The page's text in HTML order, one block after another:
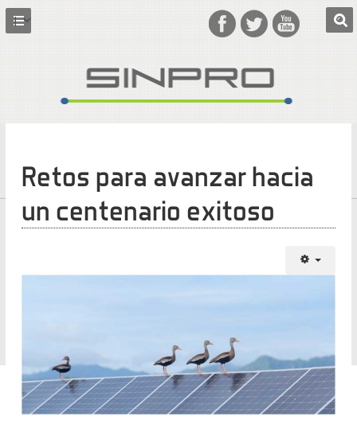
Retos para avanzar hacia
un centenario exitoso